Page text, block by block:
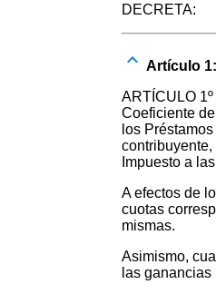
DECRETA:
Artículo 1:
ARTÍCULO
Coeficiente
los
Impuesto a
A efectos de
cuotas
mismas.
Asimismo,
las